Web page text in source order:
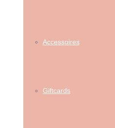
Accessoires
Giftcards